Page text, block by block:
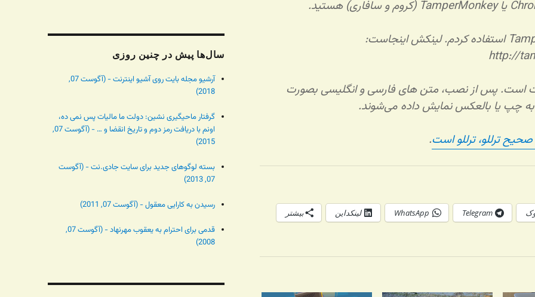
من از TamperMonkey استفاده کردم. لینکش اینجاست:
http://
است. پس از نصب، متن های فارسی و انگلیسی بصورت
چپ یا بالعکس نمایش داده می‌شوند.
ترللو، ترللو است.
Telegram
WhatsApp لینکداین بیشتر
سال‌ها پیش در چنین روزی
آرشیو مجله بایت روی آشیو اینترنت - (آگوست 07,
2018)
گرفتار ماحیگیری نشین: دولت ما مالیات پس نمی ده،
اونم با دریافت رمز دوم و تاریخ انقضا و … - (آگوست 07,
2015)
بسته لوگوهای جدید برای سایت جادی.نت - (آگوست
07, 2013)
رسیدن به کارایی معقول - (آگوست 07, 2011)
قدمی برای احترام به یعقوب مهرنهاد - (آگوست 07,
2008)